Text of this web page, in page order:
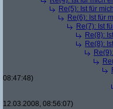
Re(5): Ist für
Re(6): Ist für
Re(7): Ist
Re(8):
Re(8):
08:47:48)
12.03.2008, 08:56:07)